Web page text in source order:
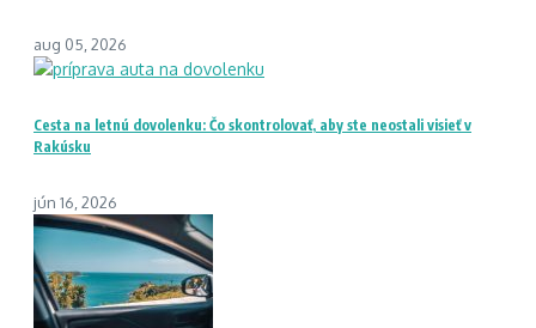
aug 05, 2026
Cesta na letnú dovolenku: Čo skontrolovať, aby ste neostali visieť v
Rakúsku
jún 16, 2026